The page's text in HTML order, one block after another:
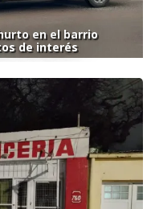
en el barrio
de interés